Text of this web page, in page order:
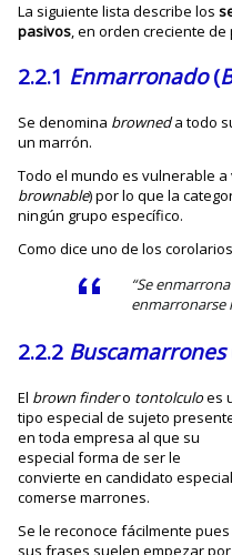
La siguiente lista describe los
pasivos, en orden creciente
2.2.1 Enmarronado(
Se denomina browneda todo
un marrón.
Todo el mundo es vulnerable
brownable) por lo que la
ningún grupo específico.
Como dice uno de los
“Se
enmarronarse
2.2.2 Buscamarrones
El brown findero tontolculoes
tipo especial de sujeto
en toda empresa al que su
especial forma de ser le
convierte en candidato
comerse marrones.
Se le reconoce fácilmente pues
sus frases suelen empezar por